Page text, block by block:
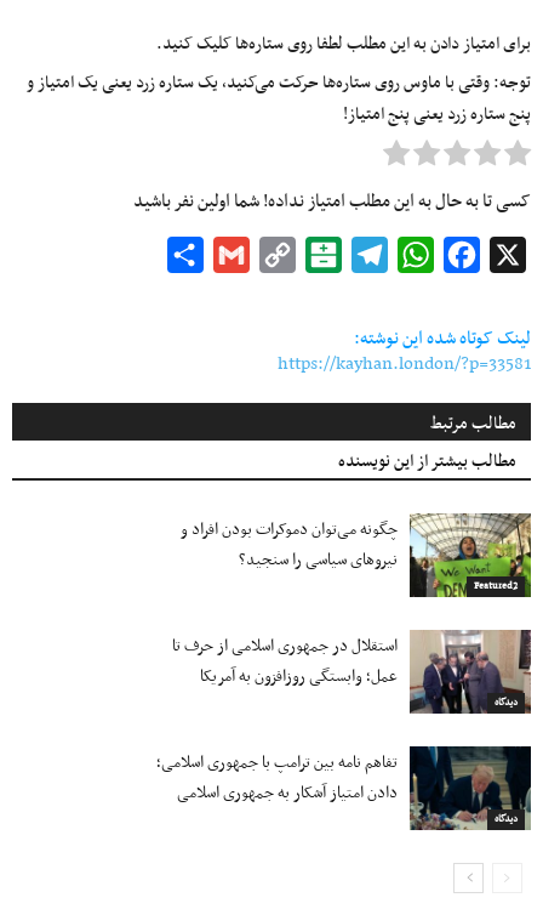
برای امتیاز دادن به این مطلب لطفا روی ستاره‌ها کلیک کنید.
توجه: وقتی با ماوس روی ستاره‌ها حرکت می‌کنید، یک ستاره زرد یعنی یک امتیاز و
پنج ستاره زرد یعنی پنج امتیاز!
کسی تا به حال به این مطلب امتیاز نداده! شما اولین نفر باشید
Facebook
WhatsApp
Telegram
Balatarin
Copy
Gmail
لینک کوتاه شده این نوشته:
https://kayhan.london/?p=33581
مطالب مرتبط
مطالب بیشتر از این نویسنده
Featured2
چگونه می‌توان دموکرات بودن افراد و
نیروهای سیاسی را سنجید؟
دیدگاه
استقلال در جمهوری اسلامی از حرف تا
عمل؛ وابستگی روزافزون به آمریکا
دیدگاه
تفاهم نامه بین ترامپ با جمهوری اسلامی؛
دادن امتیاز آشکار به جمهوری اسلامی